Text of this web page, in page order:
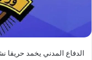
الدفاع المدني يخمد حريقا